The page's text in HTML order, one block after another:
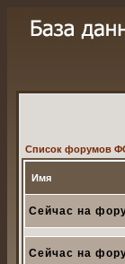
Список форумов
Имя
Сейчас на
Сейчас на